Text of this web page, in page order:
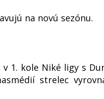
na novú sezónu.
1. kole Niké ligy s
strelec